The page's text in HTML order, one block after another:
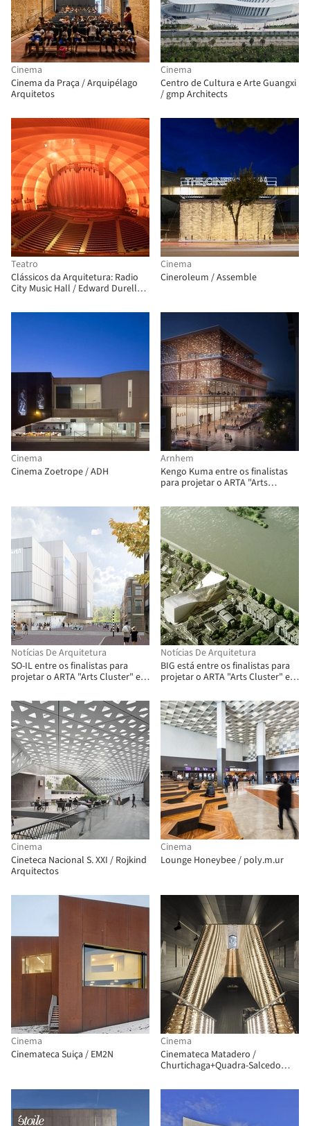
Cinema
Cinema da Praça / Arquipélago
Arquitetos
Cinema
Centro de Cultura e Arte Guangxi
/ gmp Architects
Teatro
Clássicos da Arquitetura: Radio
City Music Hall / Edward Durell
Cinema
Cineroleum / Assemble
Cinema
Cinema Zoetrope / ADH
Arnhem
Kengo Kuma entre os finalistas
para projetar o ARTA "Arts
Notícias De Arquitetura
SO-IL entre os finalistas para
projetar o ARTA "Arts Cluster" em
Notícias De Arquitetura
BIG está entre os finalistas para
projetar o ARTA "Arts Cluster" em
Cinema
Cineteca Nacional S. XXI / Rojkind
Arquitectos
Cinema
Lounge Honeybee / poly.m.ur
Cinema
Cinemateca Suiça / EM2N
Cinema
Cinemateca Matadero /
Churtichaga+Quadra-Salcedo